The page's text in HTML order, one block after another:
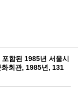
함된 1985년 서울시
회관, 1985년, 131